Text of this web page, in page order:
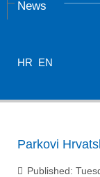
News
HR EN
Parkovi
Published: